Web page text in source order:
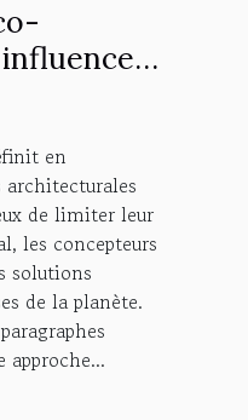
en
architecturales
de limiter leur
les concepteurs
solutions
de la planète.